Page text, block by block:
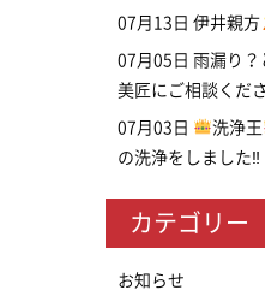
07月13日 伊井親方
07月05日 雨漏り
美匠にご相談くだ
07月03日 洗浄王
の洗浄をしました‼
カテゴリー
お知らせ